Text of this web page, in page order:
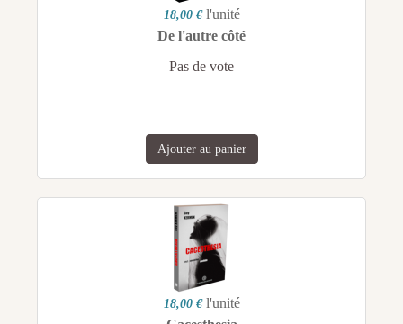
18,00 € l'unité
De l'autre côté
Pas de vote
Ajouter au panier
18,00 € l'unité